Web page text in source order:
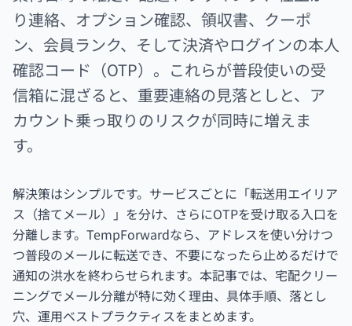
り連絡、オプション確認、領収書、クーポ
ン、会員ランク、そして決済やログインの本人
確認コード（OTP）。これらが普段使いの受
信箱に混ざると、重要連絡の見落としと、ア
カウント乗っ取りのリスクが同時に増えま
す。
解決策はシンプルです。サービスごとに「転送用エイリア
ス（捨てメール）」を分け、さらにOTPを受け取る入口を
分離します。TempForwardなら、アドレスを使い分けつ
つ普段のメールに転送でき、不要になったら止めるだけで
通知の洪水を終わらせられます。本記事では、宅配クリー
ニングでメール分離が特に効く理由、具体手順、落とし
穴、運用ベストプラクティスをまとめます。